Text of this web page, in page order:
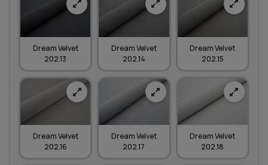
Dream Velvet
202.13
Dream Velvet
202.14
Dream Velvet
202.15
Dream Velvet
202.16
Dream Velvet
202.17
Dream Velvet
202.18